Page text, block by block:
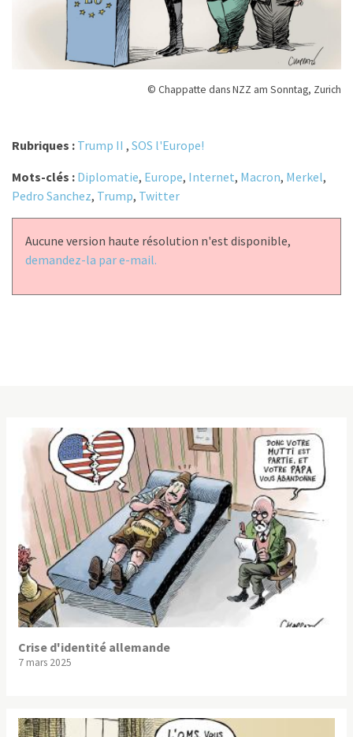
© Chappatte dans NZZ am Sonntag, Zurich
Rubriques : Trump II , SOS l'Europe!
Mots-clés : Diplomatie, Europe, Internet, Macron, Merkel,
Pedro Sanchez, Trump, Twitter
Aucune version haute résolution n'est disponible,
demandez-la par e-mail.
Crise d'identité allemande
7 mars 2025